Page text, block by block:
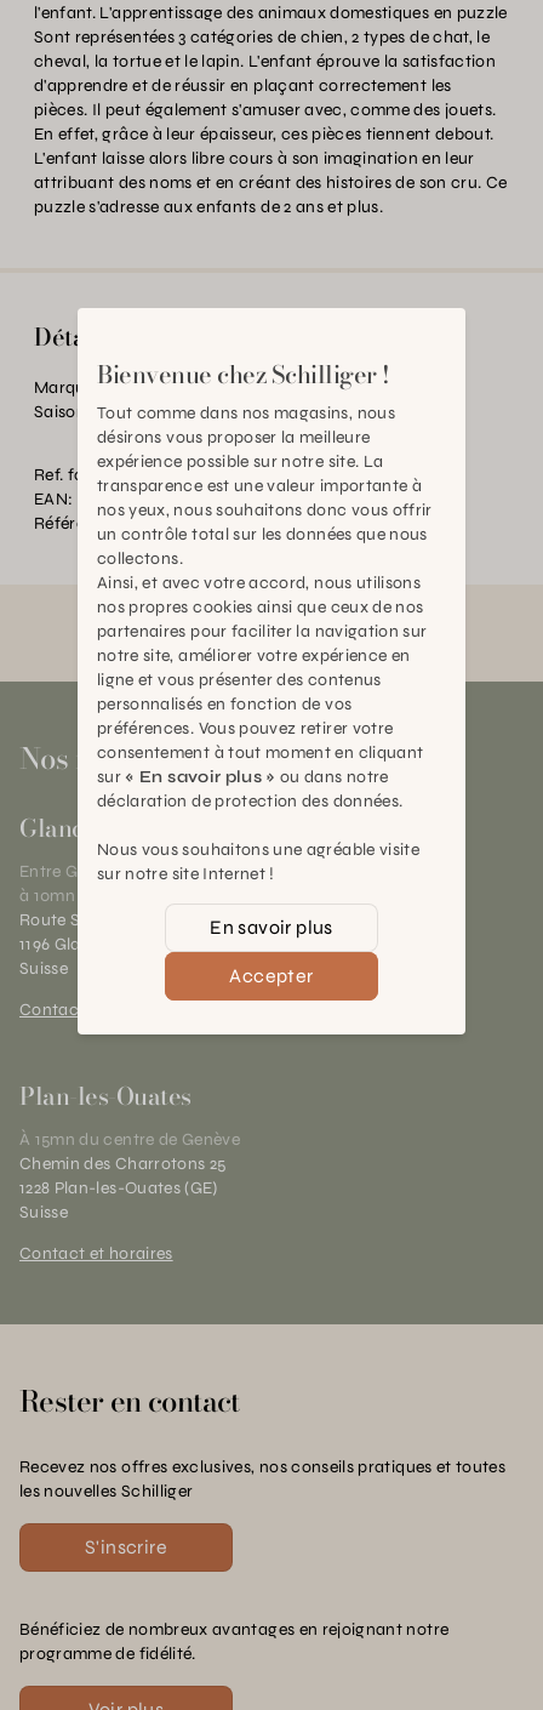
l'enfant. L'apprentissage des animaux domestiques en puzzle
Sont représentées 3 catégories de chien, 2 types de chat, le
cheval, la tortue et le lapin. L'enfant éprouve la satisfaction
d'apprendre et de réussir en plaçant correctement les
pièces. Il peut également s'amuser avec, comme des jouets.
En effet, grâce à leur épaisseur, ces pièces tiennent debout.
L'enfant laisse alors libre cours à son imagination en leur
attribuant des noms et en créant des histoires de son cru. Ce
puzzle s'adresse aux enfants de 2 ans et plus.
Détails
Marque:
Melissa & Doug
Saison de floraison: SANS
Ref. fournisseur:
EAN:
2000000405890
Référence:
TC.P16289.0000.0000.0000
Nos magasins
Gland
Entre Genève et Lausanne,
à 10mn de Nyon
Route Suisse 40
1196 Gland (VD)
Suisse
Contact et horaires
Plan-les-Ouates
À 15mn du centre de Genève
Chemin des Charrotons 25
1228 Plan-les-Ouates (GE)
Suisse
Contact et horaires
Rester en contact
Recevez nos offres exclusives, nos conseils pratiques et toutes
les nouvelles Schilliger
S'inscrire
Bénéficiez de nombreux avantages en rejoignant notre
programme de fidélité.
Bienvenue chez Schilliger !
Tout comme dans nos magasins, nous
désirons vous proposer la meilleure
expérience possible sur notre site. La
transparence est une valeur importante à
nos yeux, nous souhaitons donc vous offrir
un contrôle total sur les données que nous
collectons.
Ainsi, et avec votre accord, nous utilisons
nos propres cookies ainsi que ceux de nos
partenaires pour faciliter la navigation sur
notre site, améliorer votre expérience en
ligne et vous présenter des contenus
personnalisés en fonction de vos
préférences. Vous pouvez retirer votre
consentement à tout moment en cliquant
sur « En savoir plus » ou dans notre
déclaration de protection des données.
Nous vous souhaitons une agréable visite
sur notre site Internet !
En savoir plus
Accepter